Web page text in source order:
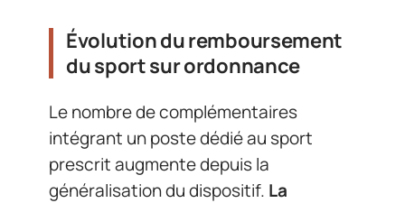
Évolution du remboursement
du sport sur ordonnance
Le nombre de complémentaires
intégrant un poste dédié au sport
prescrit augmente depuis la
généralisation du dispositif. La